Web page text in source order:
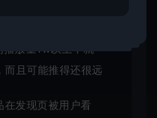
放量1w以上，就
而且可能推得还很远
发现页被用户看